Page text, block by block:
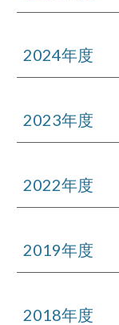
2024年度
2023年度
2022年度
2019年度
2018年度